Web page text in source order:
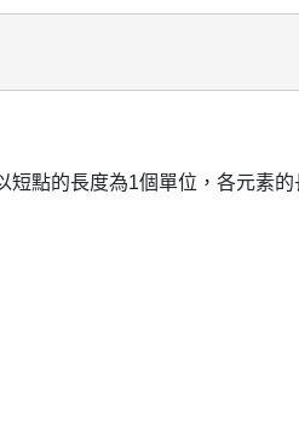
點的長度為1個單位，各元素的